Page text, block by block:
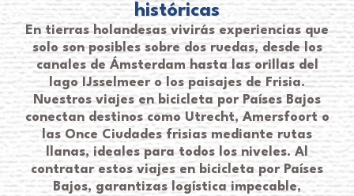
históricas
En tierras holandesas vivirás experiencias que
solo son posibles sobre dos ruedas, desde los
canales de Ámsterdam hasta las orillas del
lago IJsselmeer o los paisajes de Frisia.
Nuestros viajes en bicicleta por Países Bajos
conectan destinos como Utrecht, Amersfoort o
las Once Ciudades frisias mediante rutas
llanas, ideales para todos los niveles. Al
contratar estos viajes en bicicleta por Países
Bajos, garantizas logística impecable,